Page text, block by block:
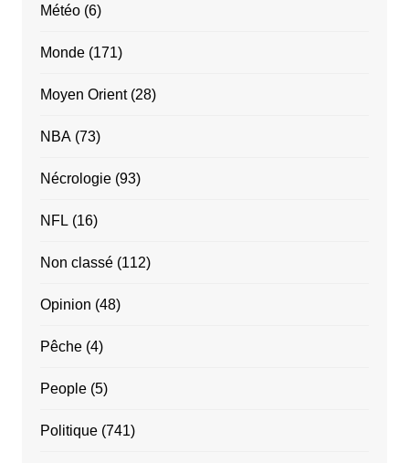
Météo(6)
Monde(171)
Moyen Orient(28)
NBA(73)
Nécrologie(93)
NFL (16)
Non classé(112)
Opinion (48)
Pêche(4)
People(5)
Politique(741)